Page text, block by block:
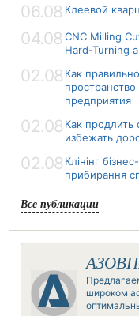
06.08 Клеевой
04.08 CNC Milling
Hard-Turning
02.08 Как
предприятия
02.08 Как
избежать
02.08 Клінінг
прибирання
Все публикации
широком